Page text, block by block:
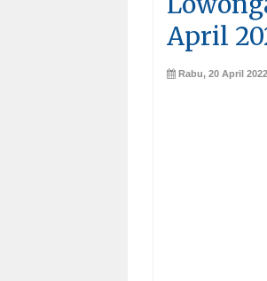
April
Rabu, 20 April 2022